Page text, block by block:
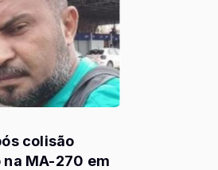
colisão
MA-270 em